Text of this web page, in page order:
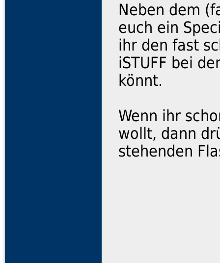
Neben dem
euch ein
ihr den fast
iSTUFF bei
könnt.
Wenn ihr
wollt, dann
stehenden